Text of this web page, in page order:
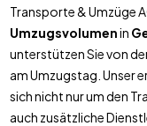
Transporte & Umzüge
Umzugsvolumenin
unterstützen Sie von
am Umzugstag. Unser
sich nicht nur um den
auch zusätzliche